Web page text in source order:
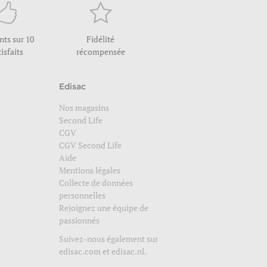
sur 10
Fidélité
récompensée
Edisac
Nos magasins
Second Life
CGV
CGV Second Life
Aide
Mentions légales
Collecte de données
personnelles
Rejoignez une équipe de
passionnés
Suivez-nous également sur
edisac.cometedisac.nl.